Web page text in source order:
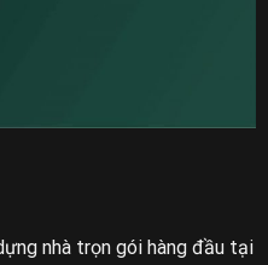
nhà trọn gói hàng đầu tại